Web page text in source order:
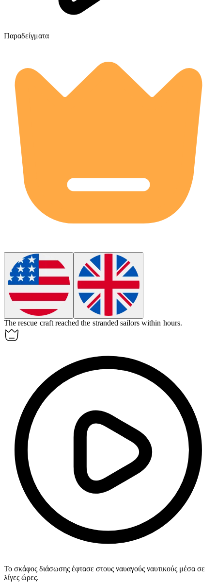
Παραδείγματα
The rescue craft reached the stranded sailors within hours.
Το σκάφος διάσωσης έφτασε στους ναυαγούς ναυτικούς μέσα σε
λίγες ώρες.